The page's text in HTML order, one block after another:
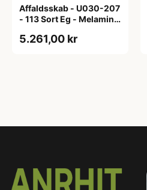
Affaldsskab - U030-207
- 113 Sort Eg - Melamin,
5.261,00 kr